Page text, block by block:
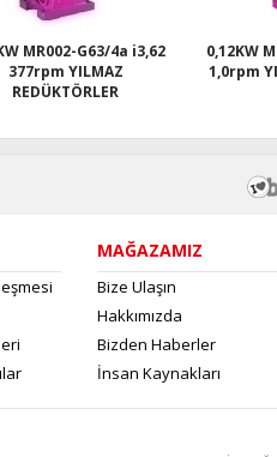
0,12KW MR375-G63/4a i1380,71
1,0rpm YILMAZ REDÜKTÖRLER
MAĞAZAMIZ
Bize Ulaşın
Hakkımızda
Bizden Haberler
İnsan Kaynakları